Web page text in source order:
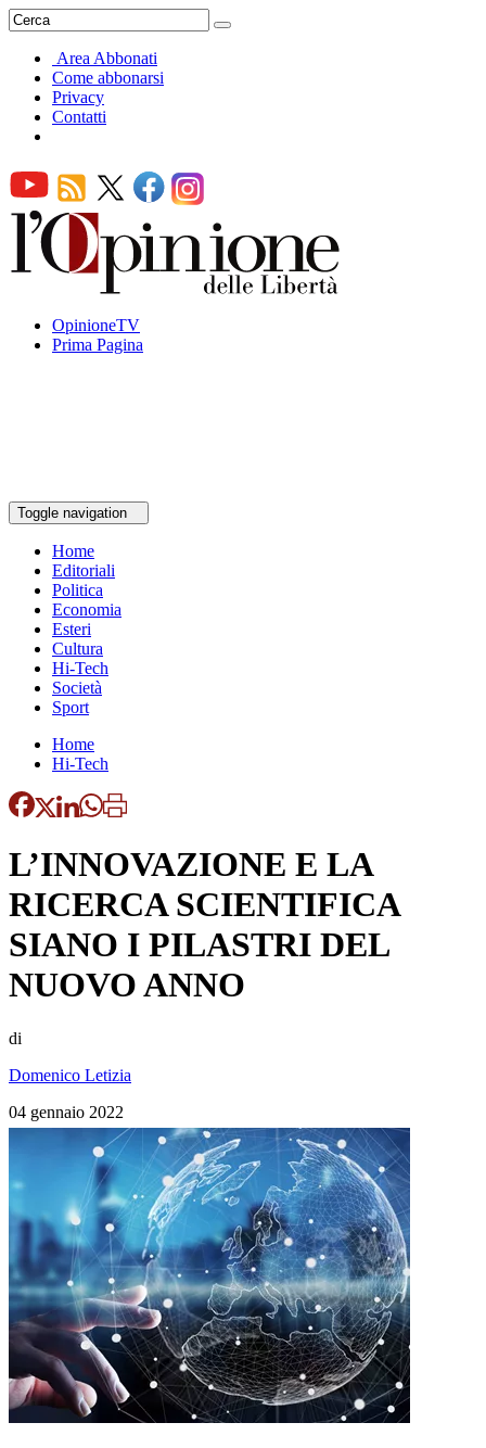
Area Abbonati
Come abbonarsi
Privacy
Contatti
OpinioneTV
Prima Pagina
Toggle navigation
Home
Editoriali
Politica
Economia
Esteri
Cultura
Hi-Tech
Società
Sport
Home
Hi-Tech
L’INNOVAZIONE E LA
RICERCA SCIENTIFICA
SIANO I PILASTRI DEL
NUOVO ANNO
di
Domenico Letizia
04 gennaio 2022